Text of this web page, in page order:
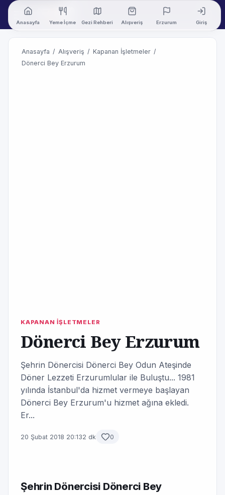
Anasayfa Yeme İçme Gezi Rehberi Alışveriş Erzurum Giriş
Anasayfa / Alışveriş / Kapanan İşletmeler /
Dönerci Bey Erzurum
KAPANAN İŞLETMELER
Dönerci Bey Erzurum
Şehrin Dönercisi Dönerci Bey Odun Ateşinde
Döner Lezzeti Erzurumlular ile Buluştu... 1981
yılında İstanbul'da hizmet vermeye başlayan
Dönerci Bey Erzurum'u hizmet ağına ekledi.
Er...
20 Şubat 2018 20:132 dk 0
Şehrin Dönercisi Dönerci Bey